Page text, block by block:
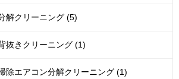
解クリーニング (5)
抜きクリーニング (1)
除エアコン分解クリーニング (1)